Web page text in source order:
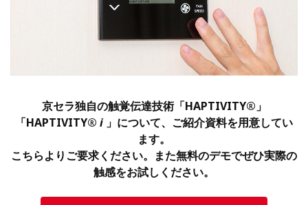
京セラ独自の触覚伝達技術「HAPTIVITY®」
「HAPTIVITY® i 」について、ご紹介資料を用意してい
ます。
こちらよりご要求ください。また無料のデモでぜひ実際の
触感をお試しください。